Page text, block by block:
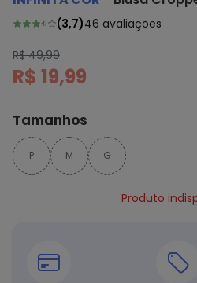
(3,7)46 avaliações
R$ 49,99
R$ 19,99
Tamanhos
P M G
Produto